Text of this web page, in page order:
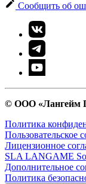
Сообщить об
© ООО «Лангейм
Политика
Пользовательское
Лицензионное
SLA LANGAME
Дополнительное
Политика